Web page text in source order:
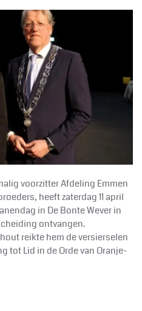
voorzitter Afdeling Emmen
heeft zaterdag 11 april
in De Bonte Wever in
ontvangen.
reikte hem de versierselen
tot Lid in de Orde van Oranje-